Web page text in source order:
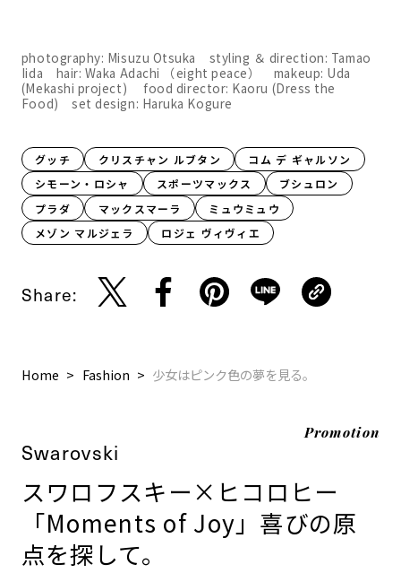
photography: Misuzu Otsuka styling ＆ direction: Tamao
Iida hair: Waka Adachi （eight peace） makeup: Uda
(Mekashi project) food director: Kaoru (Dress the
Food) set design: Haruka Kogure
グッチ クリスチャン ルブタン
コム デ ギャルソン
シモーン・ロシャ
スポーツマックス
ブシュロン
プラダ
マックスマーラ
ミュウミュウ
メゾン マルジェラ
ロジェ ヴィヴィエ
Share:
Home Fashion 少女はピンク色の夢を見る。
Promotion
Swarovski
スワロフスキー×ヒコロヒー
「Moments of Joy」喜びの原
点を探して。